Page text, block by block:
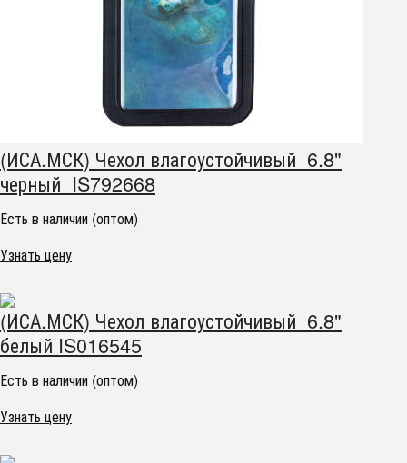
(ИСА.МСК) Чехол влагоустойчивый 6.8"
черный IS792668
Есть в наличии (оптом)
Узнать цену
(ИСА.МСК) Чехол влагоустойчивый 6.8"
белый IS016545
Есть в наличии (оптом)
Узнать цену